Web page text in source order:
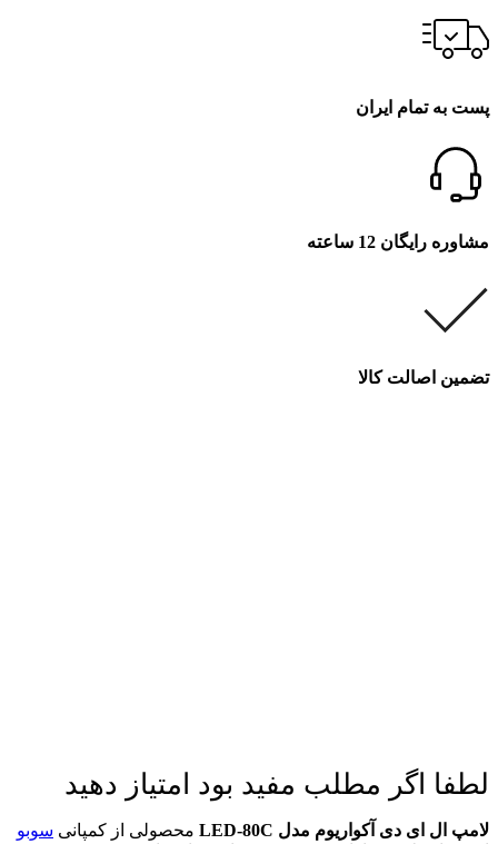
پست به تمام ایران
مشاوره رایگان 12 ساعته
تضمین اصالت کالا
لطفا اگر مطلب مفید بود امتیاز دهید
لامپ ال ای دی آکواریوم مدل LED-80C محصولی از کمپانی سوبو